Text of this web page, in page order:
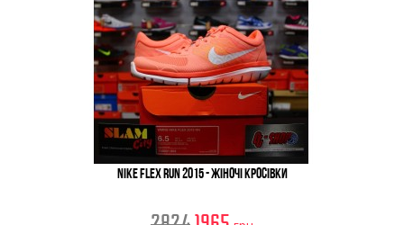
Nike Flex Run 2015 - Жіночі Кросівки